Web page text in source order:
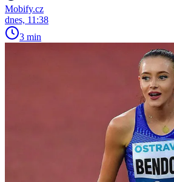
Mobify.cz
dnes, 11:38
3 min